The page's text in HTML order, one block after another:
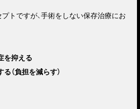
トですが、手術をしない保存治療にお
を抑える
（負担を減らす）